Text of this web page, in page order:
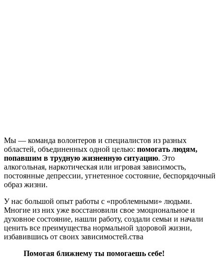
Мы — команда волонтеров и специалистов из разных
областей, объединенных одной целью: помогать людям,
попавшим в трудную жизненную ситуацию. Это
алкогольная, наркотическая или игровая зависимость,
постоянные депрессии, угнетенное состояние, беспорядочный
образ жизни.
У нас большой опыт работы с «проблемными» людьми.
Многие из них уже восстановили свое эмоциональное и
духовное состояние, нашли работу, создали семьи и начали
ценить все преимущества нормальной здоровой жизни,
избавившись от своих зависимостей.ства
Помогая ближнему ты помогаешь себе!